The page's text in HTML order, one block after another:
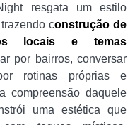
resgata um estilo
construção de
locais e temas
por bairros, conversar
rotinas próprias e
compreensão daquele
uma estética que